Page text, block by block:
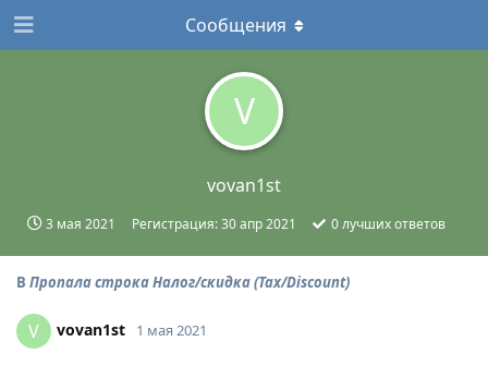
V
vovan1st
3 мая 2021 Регистрация:30 апр 2021 0лучших ответов
Сообщения
В Пропала строка Налог/скидка (Tax/Discount)
V vovan1st 1 мая 2021